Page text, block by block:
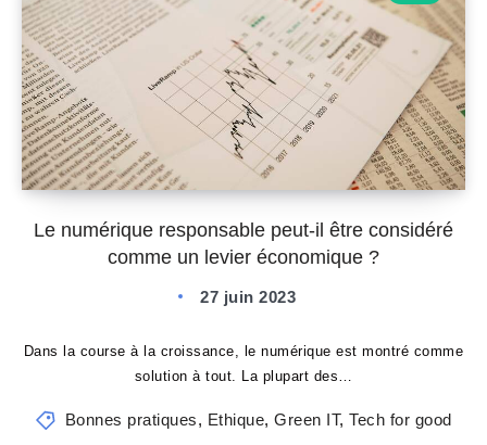
Le numérique responsable peut-il être considéré
comme un levier économique ?
27 juin 2023
Dans la course à la croissance, le numérique est montré comme
solution à tout. La plupart des…
Bonnes pratiques, Ethique,Green IT,Tech for good